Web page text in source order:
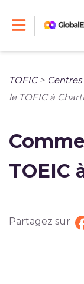
TOEIC>
le TOEIC à
TOEIC
Partagez sur